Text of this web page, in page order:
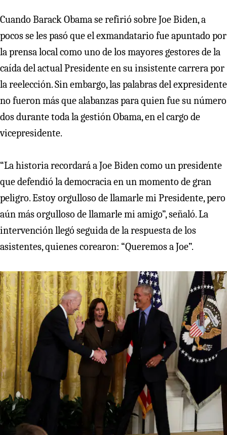
Cuando Barack Obama se refirió sobre Joe Biden, a
pocos se les pasó que el exmandatario fue apuntado por
la prensa local como uno de los mayores gestores de la
caída del actual Presidente en su insistente carrera por
la reelección. Sin embargo, las palabras del expresidente
no fueron más que alabanzas para quien fue su número
dos durante toda la gestión Obama, en el cargo de
vicepresidente.
“La historia recordará a Joe Biden como un presidente
que defendió la democracia en un momento de gran
peligro. Estoy orgulloso de llamarle mi Presidente, pero
aún más orgulloso de llamarle mi amigo”, señaló. La
intervención llegó seguida de la respuesta de los
asistentes, quienes corearon: “Queremos a Joe”.